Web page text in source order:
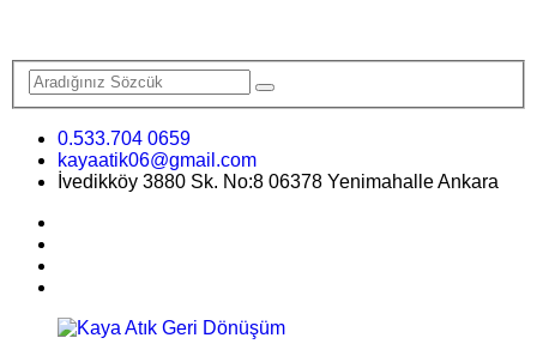
0.533.704 0659
kayaatik06@gmail.com
İvedikköy 3880 Sk. No:8 06378 Yenimahalle Ankara